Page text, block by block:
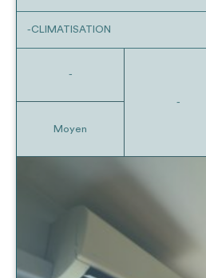
-CLIMATISATION
-
Moyen
-